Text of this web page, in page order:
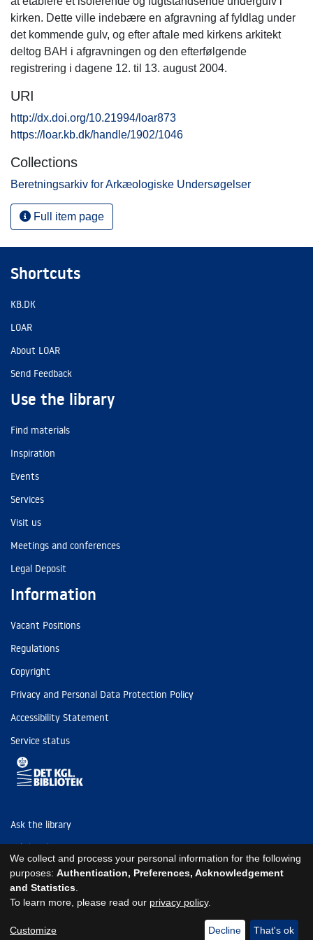
kirken. Dette ville indebære en afgravning af fyldlag under
det kommende gulv, og efter aftale med kirkens arkitekt
deltog BAH i afgravningen og den efterfølgende
registrering i dagene 12. til 13. august 2004.
URI
http://dx.doi.org/10.21994/loar873
https://loar.kb.dk/handle/1902/1046
Collections
Beretningsarkiv for Arkæologiske Undersøgelser
Full item page
Shortcuts
KB.DK
LOAR
About LOAR
Send Feedback
Use the library
Find materials
Inspiration
Events
Services
Visit us
Meetings and conferences
Legal Deposit
Information
Vacant Positions
Regulations
Copyright
Privacy and Personal Data Protection Policy
Accessibility Statement
Service status
Ask the library
Tel: (+45) 3347 4747
kb@kb.dk
EAN: 5798000795297
We collect and process your personal information for the following
purposes: Authentication, Preferences, Acknowledgement
and Statistics
To learn more, please read our privacy policy.
Customize Decline That's ok